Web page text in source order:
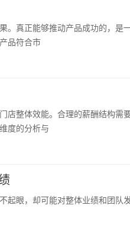
真正能够推动产品成功的，
品符合市
整体效能。合理的薪酬结构
度的分析与
眼，却可能对整体业绩和团